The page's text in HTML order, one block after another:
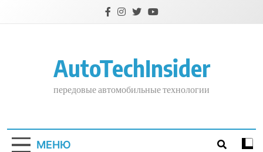
AutoTechInsider
передовые автомобильные технологии
МЕНЮ